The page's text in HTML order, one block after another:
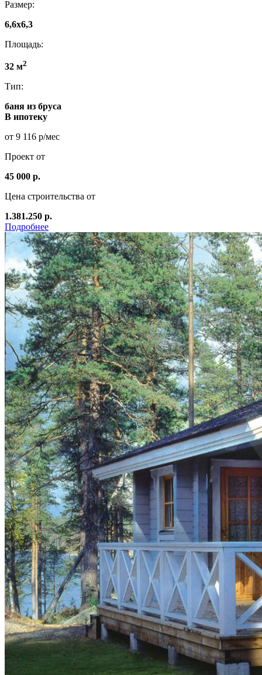
Размер:
6,6х6,3
Площадь:
32 м2
Тип:
баня из бруса
В ипотеку
от 9 116 р/мес
Проект от
45 000 р.
Цена строительства от
1.381.250 р.
Подробнее